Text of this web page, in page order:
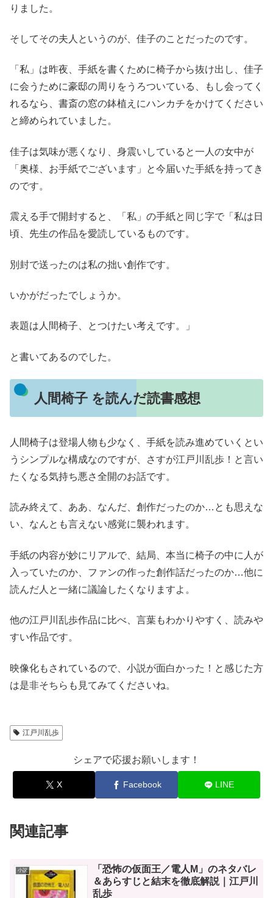
りました。
そしてその夫人というのが、佳子のことだったのです。
「私」は昨夜、手紙を書くために椅子から抜け出し、佳子
に会うために豪邸の周りをうろついている、もし会ってく
れるなら、書斎の窓の鉢植えにハンカチをかけてください
と締められていました。
佳子は気味が悪くなり、身震いしていると一人の女中が
「奥様、お手紙でございます」と今届いた手紙を持ってき
のです。
震える手で開封すると、「私」の手紙と同じ字で「私は日
頃、先生の作品を愛読しているものです。
別封で送ったのは私の拙い創作です。
いかがだったでしょうか。
表題は人間椅子、とつけたい考えです。」
と書いてあるのでした。
人間椅子 を読んだ読書感想
人間椅子は登場人物も少なく、手紙を読み進めていくとい
うシンプルな構成なのですが、さすが江戸川乱歩！と言い
たくなる気持ち悪さ全開のお話です。
読み終えて、ああ、なんだ、創作だったのか…とも思えな
い、なんとも言えない感覚に襲われます。
手紙の内容が妙にリアルで、結局、本当に椅子の中に人が
入っていたのか、ファンの作った創作話だったのか…他に
読んだ人と一緒に議論したくなりますよ。
他の江戸川乱歩作品に比べ、言葉もわかりやすく、読みや
すい作品です。
映像化もされているので、小説が面白かった！と感じた方
は是非そちらも見てみてくださいね。
江戸川乱歩
シェアで応援お願いします！
X Facebook LINE
関連記事
小説
「恐怖の仮面王／電人M」のネタバレ
＆あらすじと結末を徹底解説｜江戸川
乱歩